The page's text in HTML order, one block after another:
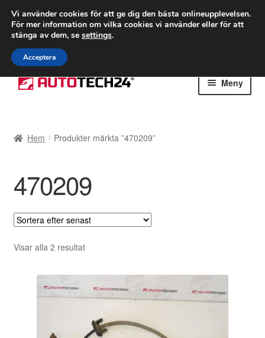
FRAKT från 75 kr
Världsomspännande frakt
Ring 766 924 713
Hoppa
till
Hoppa
till
Meny
Betalningar
Integritetspolicy
Klagomål
Kolla upp
Kontakt
Hem Produkter märkta ”470209”
470209
Visar alla 2 resultatSortera
senaste
Vi använder cookies för att ge dig den bästa onlineupplevelsen.
För mer information om vilka cookies vi använder eller för att
stänga av dem, se settings.
Acceptera